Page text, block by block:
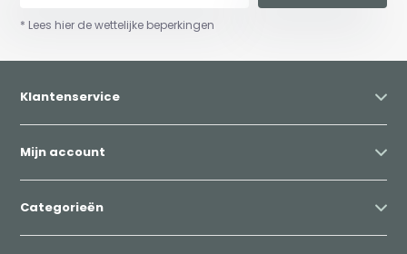
* Lees hier de wettelijke beperkingen
Klantenservice
Mijn account
Categorieën